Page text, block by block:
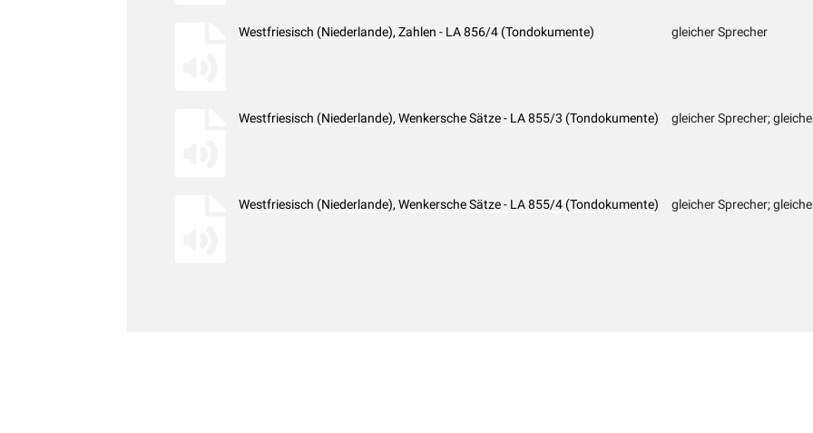
Westfriesisch (Niederlande), Zahlen - LA 856/4 (Tondokumente) gleicher Sprecher
Westfriesisch (Niederlande), Wenkersche Sätze - LA 855/3 (Tondokumente) gleicher Sprecher;
Westfriesisch (Niederlande), Wenkersche Sätze - LA 855/4 (Tondokumente) gleicher Sprecher;